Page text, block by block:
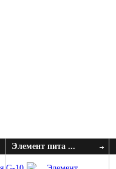
Элемент пита ...